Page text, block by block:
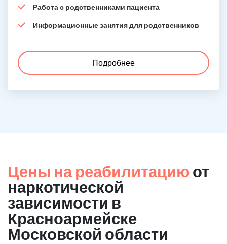
Работа с родственниками пациента
Информационные занятия для родственников
Подробнее
Цены на реабилитациюот
наркотической
зависимости в
Красноармейске
Московской области